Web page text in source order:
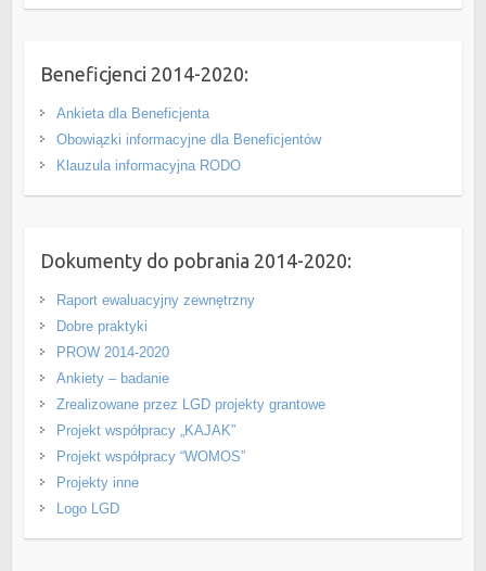
Beneficjenci 2014-2020:
Ankieta dla Beneficjenta
Obowiązki informacyjne dla Beneficjentów
Klauzula informacyjna RODO
Dokumenty do pobrania 2014-2020:
Raport ewaluacyjny zewnętrzny
Dobre praktyki
PROW 2014-2020
Ankiety – badanie
Zrealizowane przez LGD projekty grantowe
Projekt współpracy „KAJAK”
Projekt współpracy “WOMOS”
Projekty inne
Logo LGD